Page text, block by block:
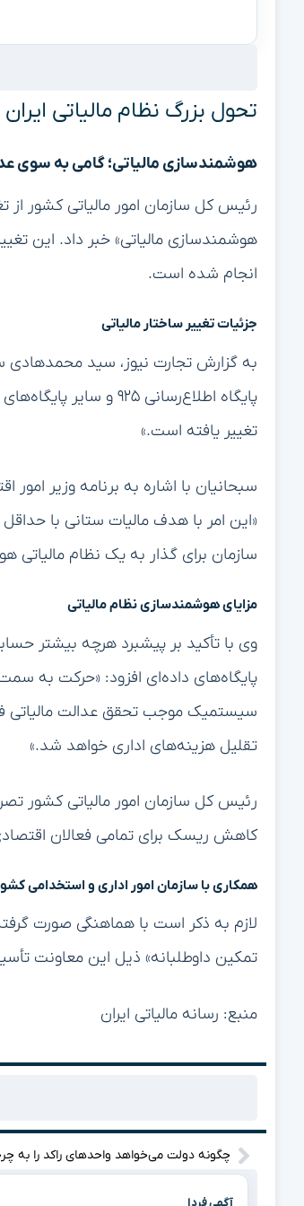
تحول بزرگ نظام مالیاتی
هوشمندسازی مالیاتی؛ گامی به سوی
رئیس کل سازمان امور مالیاتی کشور از
هوشمندسازی مالیاتی» خبر داد. این
انجام شده است.
جزئیات تغییر ساختار مالیاتی
به گزارش تجارت نیوز، سید محمدهادی
پایگاه اطلاع‌رسانی
تغییر یافته است.»
سبحانیان با اشاره به برنامه وزیر
«این امر با هدف مالیات ستانی با
سازمان برای گذار به یک نظام مالیاتی
مزایای هوشمندسازی نظام مالیاتی
وی با تأکید بر پیشبرد هرچه بیشتر
پایگاه‌های داده‌ای افزود: «حرکت به
سیستمیک موجب تحقق عدالت مالیاتی
تقلیل هزینه‌های اداری خواهد شد.»
رئیس کل سازمان امور مالیاتی کشور
کاهش ریسک برای تمامی فعالان
همکاری با سازمان امور اداری و استخدامی
لازم به ذکر است با هماهنگی صورت
تمکین داوطلبانه» ذیل این معاونت
منبع: رسانه مالیاتی ایران
چگونه دولت می‌خواهد واحدهای راکد را به
آگهی فردا